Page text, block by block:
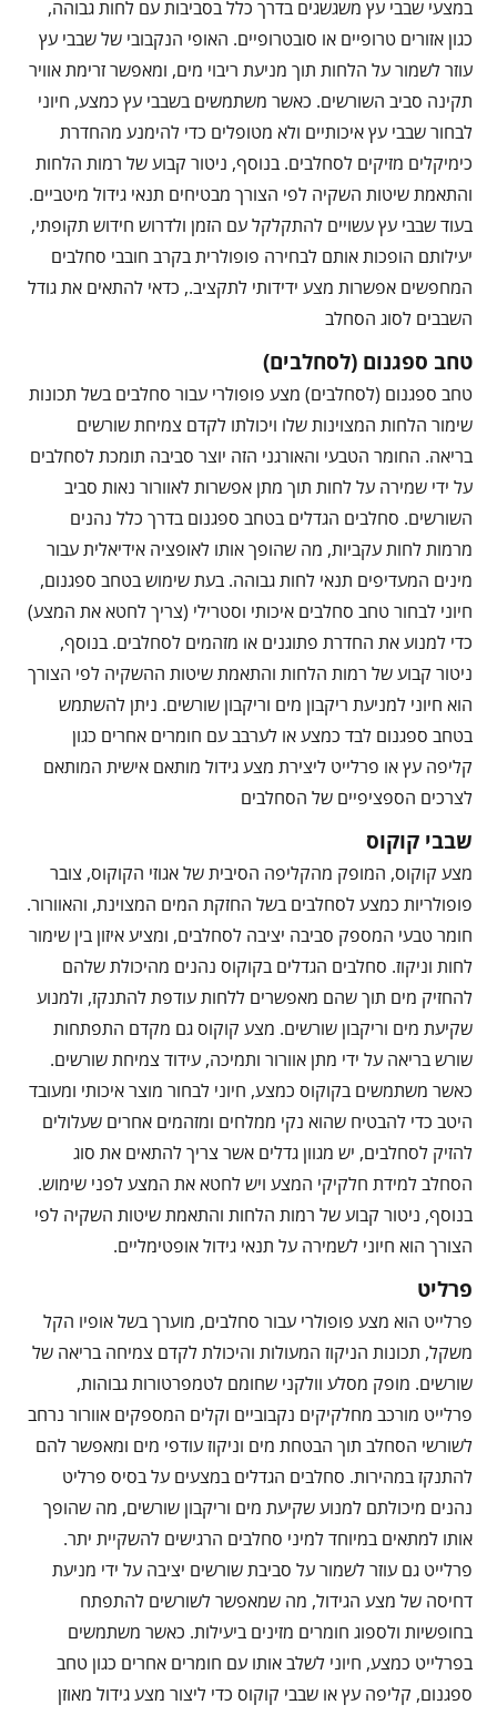
במצעי שבבי עץ משגשגים בדרך כלל בסביבות עם לחות גבוהה,
כגון אזורים טרופיים או סובטרופיים. האופי הנקבובי של שבבי עץ
עוזר לשמור על הלחות תוך מניעת ריבוי מים, ומאפשר זרימת אוויר
תקינה סביב השורשים. כאשר משתמשים בשבבי עץ כמצע, חיוני
לבחור שבבי עץ איכותיים ולא מטופלים כדי להימנע מהחדרת
כימיקלים מזיקים לסחלבים. בנוסף, ניטור קבוע של רמות הלחות
והתאמת שיטות השקיה לפי הצורך מבטיחים תנאי גידול מיטביים.
בעוד שבבי עץ עשויים להתקלקל עם הזמן ולדרוש חידוש תקופתי,
יעילותם הופכות אותם לבחירה פופולרית בקרב חובבי סחלבים
המחפשים אפשרות מצע ידידותי לתקציב., כדאי להתאים את גודל
השבבים לסוג הסחלב
טחב ספגנום (לסחלבים)
טחב ספגנום (לסחלבים) מצע פופולרי עבור סחלבים בשל תכונות
שימור הלחות המצוינות שלו ויכולתו לקדם צמיחת שורשים
בריאה. החומר הטבעי והאורגני הזה יוצר סביבה תומכת לסחלבים
על ידי שמירה על לחות תוך מתן אפשרות לאוורור נאות סביב
השורשים. סחלבים הגדלים בטחב ספגנום בדרך כלל נהנים
מרמות לחות עקביות, מה שהופך אותו לאופציה אידיאלית עבור
מינים המעדיפים תנאי לחות גבוהה. בעת שימוש בטחב ספגנום,
חיוני לבחור טחב סחלבים איכותי וסטרילי (צריך לחטא את המצע)
כדי למנוע את החדרת פתוגנים או מזהמים לסחלבים. בנוסף,
ניטור קבוע של רמות הלחות והתאמת שיטות ההשקיה לפי הצורך
הוא חיוני למניעת ריקבון מים וריקבון שורשים. ניתן להשתמש
בטחב ספגנום לבד כמצע או לערבב עם חומרים אחרים כגון
קליפה עץ או פרלייט ליצירת מצע גידול מותאם אישית המותאם
לצרכים הספציפיים של הסחלבים
שבבי קוקוס
מצע קוקוס, המופק מהקליפה הסיבית של אגוזי הקוקוס, צובר
פופולריות כמצע לסחלבים בשל החזקת המים המצוינת, והאוורור.
חומר טבעי המספק סביבה יציבה לסחלבים, ומציע איזון בין שימור
לחות וניקוז. סחלבים הגדלים בקוקוס נהנים מהיכולת שלהם
להחזיק מים תוך שהם מאפשרים ללחות עודפת להתנקז, ולמנוע
שקיעת מים וריקבון שורשים. מצע קוקוס גם מקדם התפתחות
שורש בריאה על ידי מתן אוורור ותמיכה, עידוד צמיחת שורשים.
כאשר משתמשים בקוקוס כמצע, חיוני לבחור מוצר איכותי ומעובד
היטב כדי להבטיח שהוא נקי ממלחים ומזהמים אחרים שעלולים
להזיק לסחלבים, יש מגוון גדלים אשר צריך להתאים את סוג
הסחלב למידת חלקיקי המצע ויש לחטא את המצע לפני שימוש.
בנוסף, ניטור קבוע של רמות הלחות והתאמת שיטות השקיה לפי
הצורך הוא חיוני לשמירה על תנאי גידול אופטימליים.
פרליט
פרלייט הוא מצע פופולרי עבור סחלבים, מוערך בשל אופיו הקל
משקל, תכונות הניקוז המעולות והיכולת לקדם צמיחה בריאה של
שורשים. מופק מסלע וולקני שחומם לטמפרטורות גבוהות,
פרלייט מורכב מחלקיקים נקבוביים וקלים המספקים אוורור נרחב
לשורשי הסחלב תוך הבטחת מים וניקוז עודפי מים ומאפשר להם
להתנקז במהירות. סחלבים הגדלים במצעים על בסיס פרליט
נהנים מיכולתם למנוע שקיעת מים וריקבון שורשים, מה שהופך
אותו למתאים במיוחד למיני סחלבים הרגישים להשקיית יתר.
פרלייט גם עוזר לשמור על סביבת שורשים יציבה על ידי מניעת
דחיסה של מצע הגידול, מה שמאפשר לשורשים להתפתח
בחופשיות ולספוג חומרים מזינים ביעילות. כאשר משתמשים
בפרלייט כמצע, חיוני לשלב אותו עם חומרים אחרים כגון טחב
ספגנום, קליפה עץ או שבבי קוקוס כדי ליצור מצע גידול מאוזן